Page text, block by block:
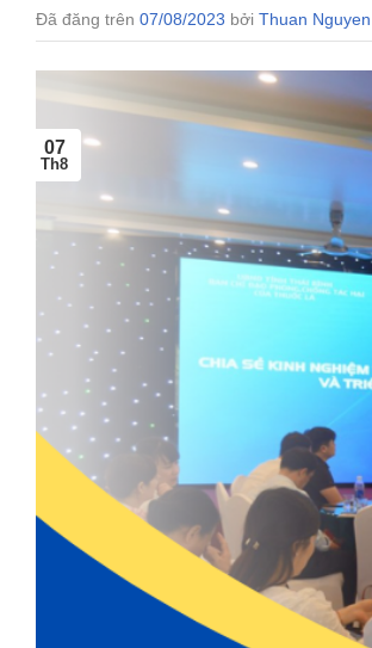
Đã đăng trên 07/08/2023 bởi Thuan Nguyen
07
Th8